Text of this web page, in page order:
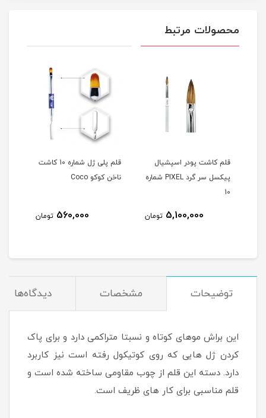
محصولات مرتبط
قلم کاشت پودر اسپشيال
پیکسل سر گرد PIXEL شماره
10
5,100,000 تومان
قلم پلی ژل شماره 10 کاشت
ناخن کوکو Coco
560,000 تومان
توضیحات مشخصات دیدگاه‌ها
این براش موهای کوتاه و نسبتا متراکمی دارد و برای پاک
کردن ژل هایی که روی کوتیکول رفته است نیز کاربرد
دارد. دسته این قلم از چوب مقاومی ساخته شده است و
قلم مناسبی برای کار های ظریف است.